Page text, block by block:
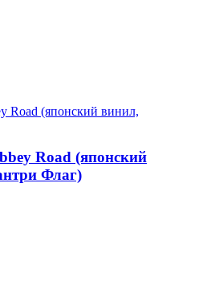
Road (японский
Флаг)